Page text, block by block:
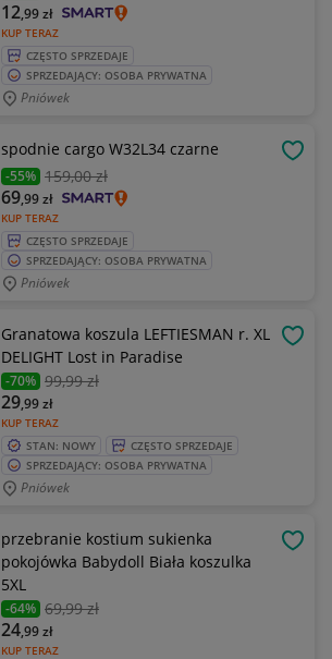
KUP TERAZ
12,99zł
CZĘSTO SPRZEDAJE
SPRZEDAJĄCY: OSOBA PRYWATNA
Pniówek
spodnie cargo W32L34 czarne
-55% 159,00 zł
KUP TERAZ
69,99zł
CZĘSTO SPRZEDAJE
SPRZEDAJĄCY: OSOBA PRYWATNA
Pniówek
Granatowa koszula LEFTIESMAN r. XL
DELIGHT Lost in Paradise
-70% 99,99 zł
KUP TERAZ
29,99zł
STAN: NOWY
CZĘSTO SPRZEDAJE
SPRZEDAJĄCY: OSOBA PRYWATNA
Pniówek
przebranie kostium sukienka
pokojówka Babydoll Biała koszulka
5XL
-64% 69,99 zł
KUP TERAZ
24,99zł